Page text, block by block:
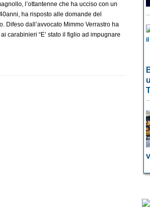
l’ottantenne che ha ucciso con un
ha risposto alle domande del
Difeso dall’avvocato Mimmo Verrastro ha
carabinieri “E’ stato il figlio ad impugnare